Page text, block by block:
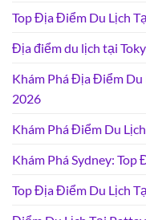
Top Địa Điểm Du Lịch
Địa điểm du lịch tại
Khám Phá Địa Điểm
2026
Khám Phá Điểm Du
Khám Phá Sydney:
Top Địa Điểm Du Lịch